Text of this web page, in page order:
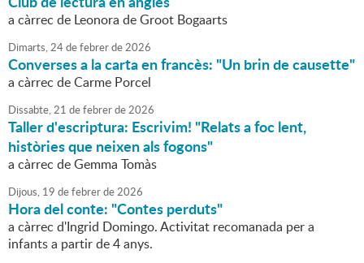
a càrrec de Leonora de Groot Bogaarts
Dimarts,24defebrerde2026
Converses a la carta en francès: "Un brin de causette"
a càrrec de Carme Porcel
Dissabte,21 defebrerde2026
Taller d'escriptura: Escrivim! "Relats a foc lent,
històries que neixen als fogons"
a càrrec de Gemma Tomàs
Dijous, 19 defebrerde2026
Hora del conte: "Contes perduts"
a càrrec d'Ingrid Domingo. Activitat recomanada per a
infants a partir de 4 anys.